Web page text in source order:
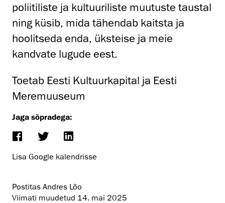
poliitiliste ja kultuuriliste muutuste taustal
ning küsib, mida tähendab kaitsta ja
hoolitseda enda, üksteise ja meie
kandvate lugude eest.
Toetab Eesti Kultuurkapital ja Eesti
Meremuuseum
Jaga sõpradega:
Lisa Google kalendrisse
Postitas Andres Lõo
Viimati muudetud 14. mai 2025